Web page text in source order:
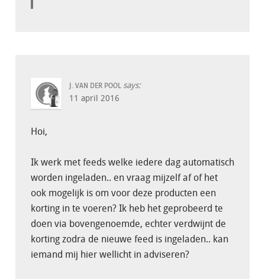
J. VAN DER POOL says:
11 april 2016
Hoi,
Ik werk met feeds welke iedere dag automatisch
worden ingeladen.. en vraag mijzelf af of het
ook mogelijk is om voor deze producten een
korting in te voeren? Ik heb het geprobeerd te
doen via bovengenoemde, echter verdwijnt de
korting zodra de nieuwe feed is ingeladen.. kan
iemand mij hier wellicht in adviseren?